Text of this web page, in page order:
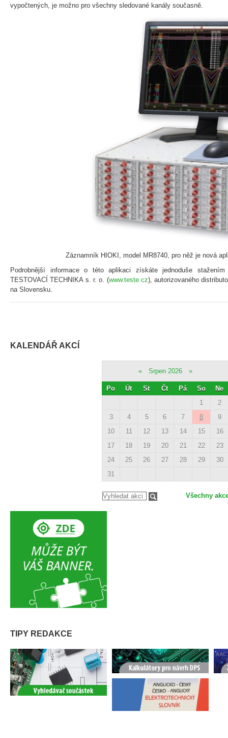
vypočtených, je možno pro všechny sledované kanály současně.
Záznamník HIOKI, model MR8740, pro něž je nová
Podrobnější informace o této aplikaci získáte jednoduše
TESTOVACÍ TECHNIKA s. r. o. (www.teste.cz), autorizovaného
na Slovensku.
KALENDÁŘ AKCÍ
« Srpen 2026 »
Po Út St Čt Pá So
Ne
1
2
3
4 5 6 7 8
9
10
11 12 13 14 15
16
17
18 19 20 21 22
23
24
25 26 27 28 29
30
31
Všechny
TIPY REDAKCE